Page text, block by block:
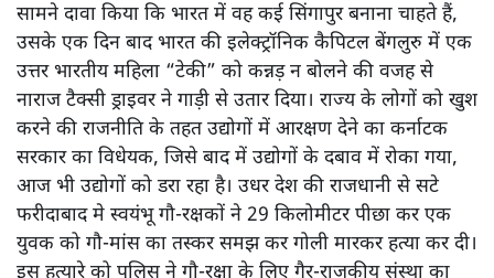
सामने दावा किया कि भारत में वह कई सिंगापुर बनाना चाहते हैं,
उसके एक दिन बाद भारत की इलेक्ट्रॉनिक कैपिटल बेंगलुरु में एक
उत्तर भारतीय महिला “टेकी” को कन्नड़ न बोलने की वजह से
नाराज टैक्सी ड्राइवर ने गाड़ी से उतार दिया। राज्य के लोगों को खुश
करने की राजनीति के तहत उद्योगों में आरक्षण देने का कर्नाटक
सरकार का विधेयक, जिसे बाद में उद्योगों के दबाव में रोका गया,
आज भी उद्योगों को डरा रहा है। उधर देश की राजधानी से सटे
फरीदाबाद मे स्वयंभू गौ-रक्षकों ने 29 किलोमीटर पीछा कर एक
युवक को गौ-मांस का तस्कर समझ कर गोली मारकर हत्या कर दी।